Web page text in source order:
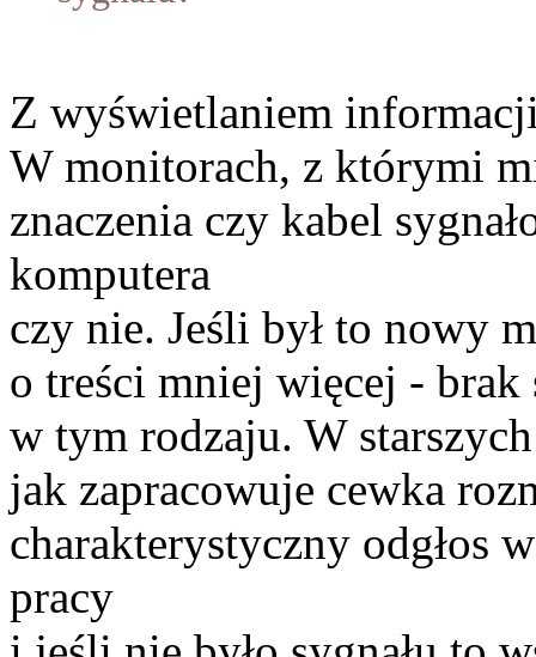
Z wyświetlaniem
W monitorach, z którymi
znaczenia czy kabel
komputera
czy nie. Jeśli był to nowy
o treści mniej więcej - brak
w tym rodzaju. W
jak zapracowuje cewka
charakterystyczny odgłos
pracy